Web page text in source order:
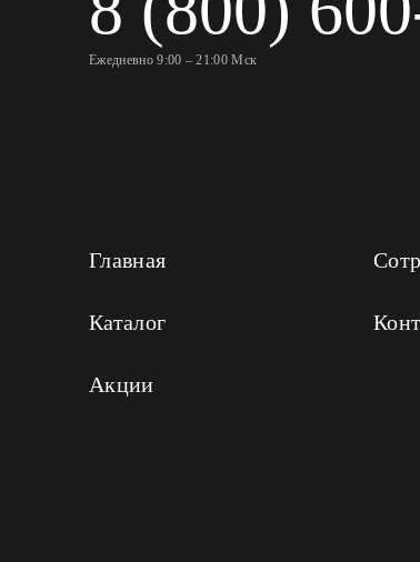
Ежедневно 9:00 – 21:00 Мск
Главная
Каталог
Акции